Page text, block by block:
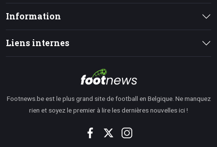
Information
Liens internes
Footnews.be est le plus grand site de football en Belgique. Ne manquez
rien et soyez le premier à lire les dernières nouvelles ici !